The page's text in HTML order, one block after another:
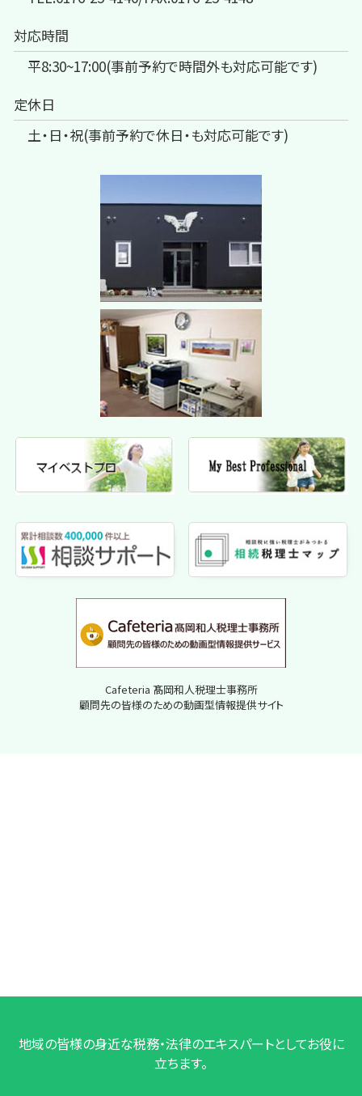
対応時間
平8:30~17:00(事前予約で時間外も対応可能です)
定休日
土・日・祝(事前予約で休日・も対応可能です)
Cafeteria 髙岡和人税理士事務所
顧問先の皆様のための動画型情報提供サイト
地域の皆様の身近な税務・法律のエキスパートとしてお役に
立ちます。